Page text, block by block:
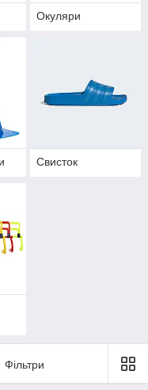
Окуляри
Свисток
Фільтри